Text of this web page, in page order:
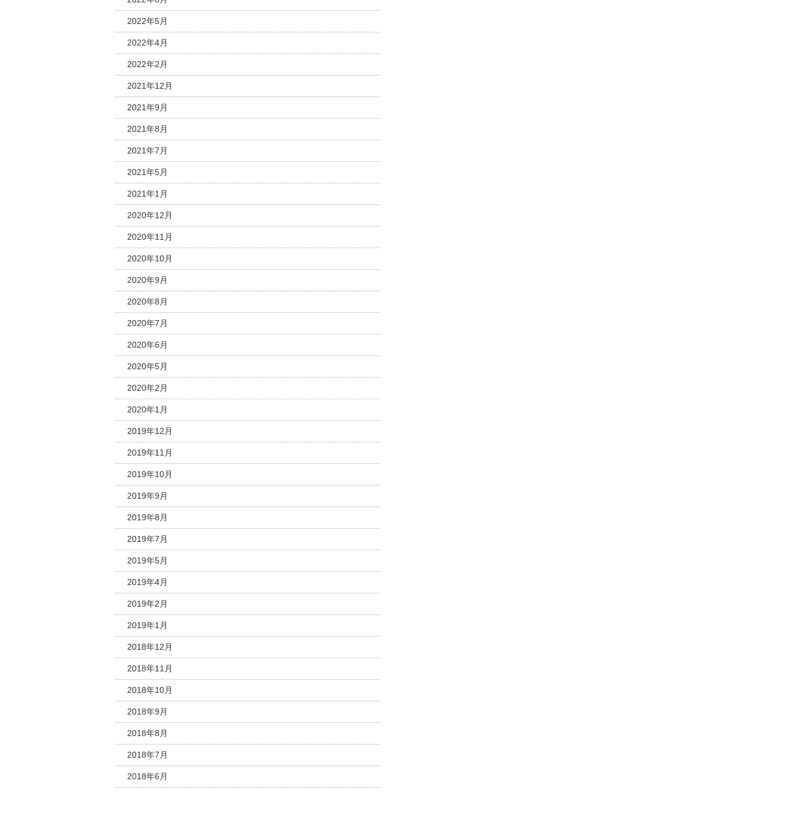
2022年5月
2022年4月
2022年2月
2021年12月
2021年9月
2021年8月
2021年7月
2021年5月
2021年1月
2020年12月
2020年11月
2020年10月
2020年9月
2020年8月
2020年7月
2020年6月
2020年5月
2020年2月
2020年1月
2019年12月
2019年11月
2019年10月
2019年9月
2019年8月
2019年7月
2019年5月
2019年4月
2019年2月
2019年1月
2018年12月
2018年11月
2018年10月
2018年9月
2018年8月
2018年7月
2018年6月